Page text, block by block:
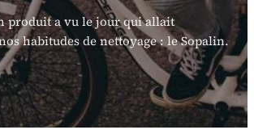
produit a vu le jour qui allait
habitudes de nettoyage : le Sopalin.